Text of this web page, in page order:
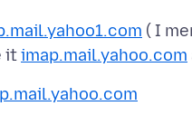
( I
itimap.mail.yahoo.com